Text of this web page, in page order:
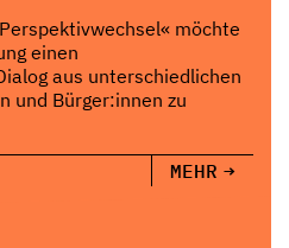
möchte
einen
aus unterschiedlichen
und Bürger:innen zu
MEHR